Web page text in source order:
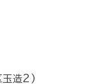
玉造2)